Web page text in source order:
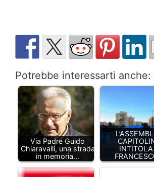
Potrebbe interessarti anche:
Via Padre Guido
Chiaravalli, una strada
in memoria…